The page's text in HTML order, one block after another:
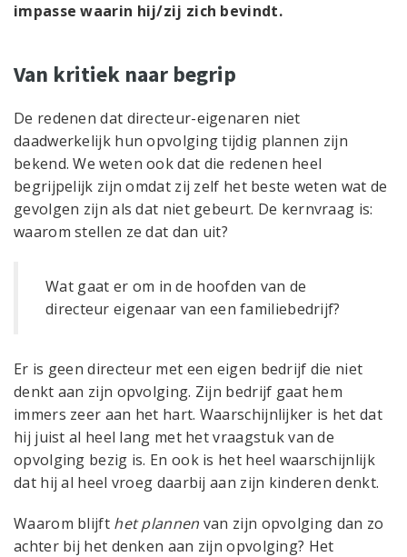
impasse waarin hij/zij zich bevindt.
Van kritiek naar begrip
De redenen dat directeur-eigenaren niet
daadwerkelijk hun opvolging tijdig plannen zijn
bekend. We weten ook dat die redenen heel
begrijpelijk zijn omdat zij zelf het beste weten wat de
gevolgen zijn als dat niet gebeurt. De kernvraag is:
waarom stellen ze dat dan uit?
Wat gaat er om in de hoofden van de
directeur eigenaar van een familiebedrijf?
Er is geen directeur met een eigen bedrijf die niet
denkt aan zijn opvolging. Zijn bedrijf gaat hem
immers zeer aan het hart. Waarschijnlijker is het dat
hij juist al heel lang met het vraagstuk van de
opvolging bezig is. En ook is het heel waarschijnlijk
dat hij al heel vroeg daarbij aan zijn kinderen denkt.
Waarom blijft het plannen van zijn opvolging dan zo
achter bij het denken aan zijn opvolging? Het